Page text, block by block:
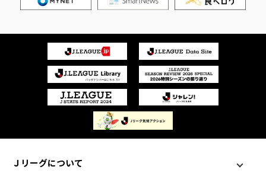
Ｊリーグについて